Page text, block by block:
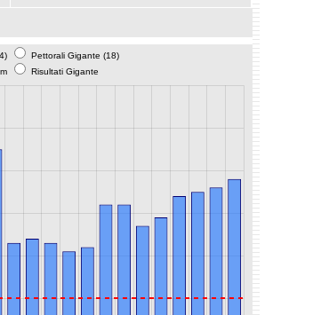
Pettorali Gigante (18)
Risultati Gigante